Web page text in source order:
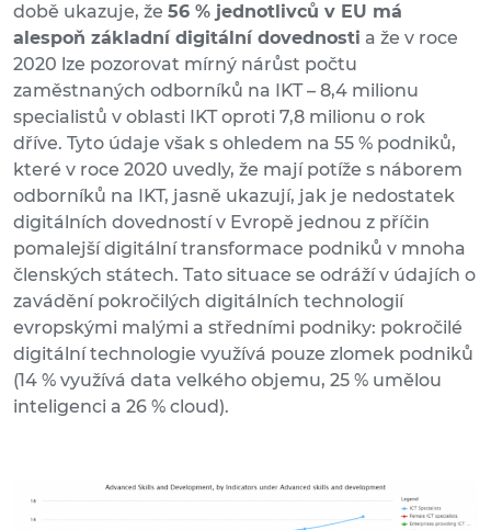
době ukazuje, že 56 % jednotlivců v EU má
alespoň základní digitální dovednosti a že v roce
2020 lze pozorovat mírný nárůst počtu
zaměstnaných odborníků na IKT – 8,4 milionu
specialistů v oblasti IKT oproti 7,8 milionu o rok
dříve. Tyto údaje však s ohledem na 55 % podniků,
které v roce 2020 uvedly, že mají potíže s náborem
odborníků na IKT, jasně ukazují, jak je nedostatek
digitálních dovedností v Evropě jednou z příčin
pomalejší digitální transformace podniků v mnoha
členských státech. Tato situace se odráží v údajích o
zavádění pokročilých digitálních technologií
evropskými malými a středními podniky: pokročilé
digitální technologie využívá pouze zlomek podniků
(14 % využívá data velkého objemu, 25 % umělou
inteligenci a 26 % cloud).